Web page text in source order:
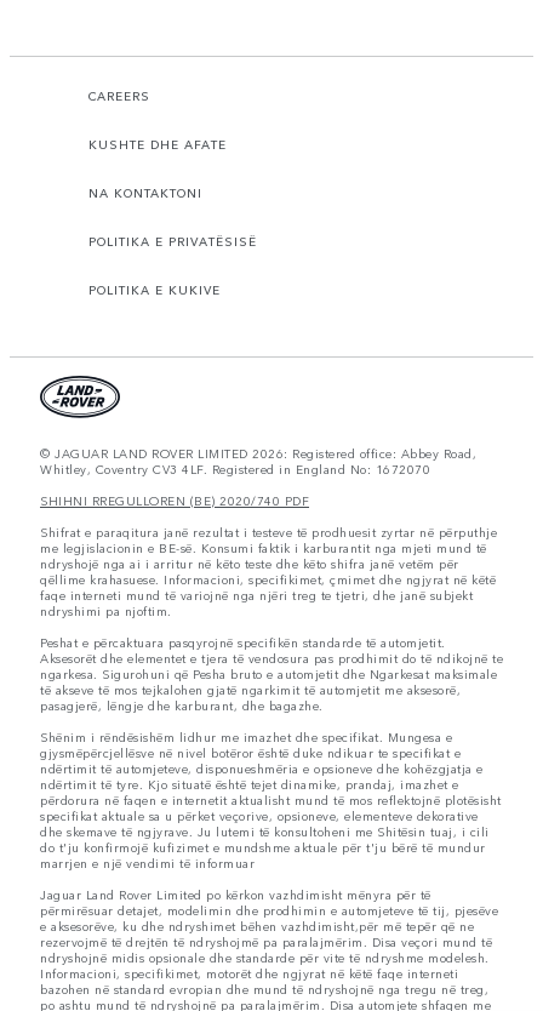
CAREERS
KUSHTE DHE AFATE
NA KONTAKTONI
POLITIKA E PRIVATËSISË
POLITIKA E KUKIVE
© JAGUAR LAND ROVER LIMITED 2026: Registered office: Abbey Road,
Whitley, Coventry CV3 4LF. Registered in England No: 1672070
SHIHNI RREGULLOREN (BE) 2020/740 PDF
Shifrat e paraqitura janë rezultat i testeve të prodhuesit zyrtar në përputhje
me legjislacionin e BE-së. Konsumi faktik i karburantit nga mjeti mund të
ndryshojë nga ai i arritur në këto teste dhe këto shifra janë vetëm për
qëllime krahasuese. Informacioni, specifikimet, çmimet dhe ngjyrat në këtë
faqe interneti mund të variojnë nga njëri treg te tjetri, dhe janë subjekt
ndryshimi pa njoftim.
Peshat e përcaktuara pasqyrojnë specifikën standarde të automjetit.
Aksesorët dhe elementet e tjera të vendosura pas prodhimit do të ndikojnë te
ngarkesa. Sigurohuni që Pesha bruto e automjetit dhe Ngarkesat maksimale
të akseve të mos tejkalohen gjatë ngarkimit të automjetit me aksesorë,
pasagjerë, lëngje dhe karburant, dhe bagazhe.
Shënim i rëndësishëm lidhur me imazhet dhe specifikat. Mungesa e
gjysmëpërcjellësve në nivel botëror është duke ndikuar te specifikat e
ndërtimit të automjeteve, disponueshmëria e opsioneve dhe kohëzgjatja e
ndërtimit të tyre. Kjo situatë është tejet dinamike, prandaj, imazhet e
përdorura në faqen e internetit aktualisht mund të mos reflektojnë plotësisht
specifikat aktuale sa u përket veçorive, opsioneve, elementeve dekorative
dhe skemave të ngjyrave. Ju lutemi të konsultoheni me Shitësin tuaj, i cili
do t'ju konfirmojë kufizimet e mundshme aktuale për t'ju bërë të mundur
marrjen e një vendimi të informuar
Jaguar Land Rover Limited po kërkon vazhdimisht mënyra për të
përmirësuar detajet, modelimin dhe prodhimin e automjeteve të tij, pjesëve
e aksesorëve, ku dhe ndryshimet bëhen vazhdimisht,për më tepër që ne
rezervojmë të drejtën të ndryshojmë pa paralajmërim. Disa veçori mund të
ndryshojnë midis opsionale dhe standarde për vite të ndryshme modelesh.
Informacioni, specifikimet, motorët dhe ngjyrat në këtë faqe interneti
bazohen në standard evropian dhe mund të ndryshojnë nga tregu në treg,
po ashtu mund të ndryshojnë pa paralajmërim. Disa automjete shfaqen me